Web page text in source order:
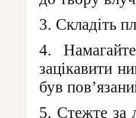
3. Складіть
4.
зацікавити
був
5. Стежте за